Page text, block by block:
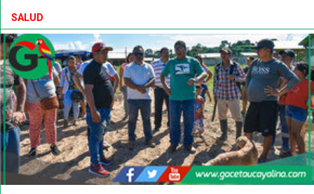
SALUD